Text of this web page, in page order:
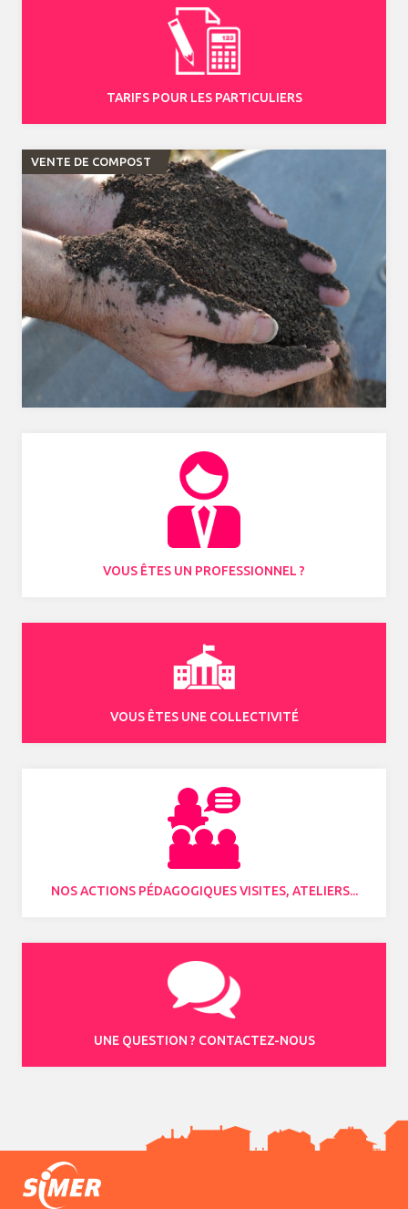
TARIFS POUR LES PARTICULIERS
VENTE DE COMPOST
VOUS ÊTES UN PROFESSIONNEL ?
VOUS ÊTES UNE COLLECTIVITÉ
NOS ACTIONS PÉDAGOGIQUES VISITES, ATELIERS...
UNE QUESTION ? CONTACTEZ-NOUS